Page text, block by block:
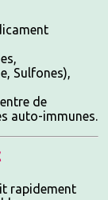
Sulfones),
de
auto-immunes.
rapidement